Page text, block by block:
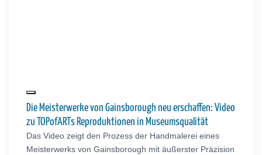
Die Meisterwerke von Gainsborough neu erschaffen: Video
zu TOPofARTs Reproduktionen in Museumsqualität
Das Video zeigt den Prozess der Handmalerei eines
Meisterwerks von Gainsborough mit äußerster Präzision